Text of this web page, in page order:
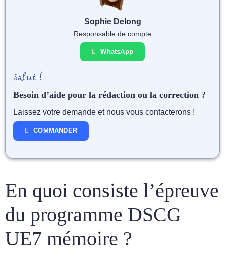
Sophie Delong
Responsable de compte
WhatsApp
Salut !
Besoin d’aide pour la rédaction ou la correction ?
Laissez votre demande et nous vous contacterons !
COMMANDER
En quoi consiste l’épreuve
du programme DSCG
UE7 mémoire ?